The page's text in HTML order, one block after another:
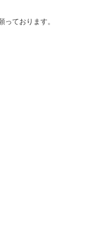
ております。